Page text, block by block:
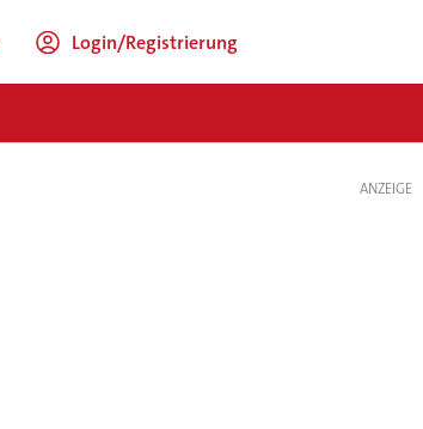
Login/Registrierung
ANZEIGE